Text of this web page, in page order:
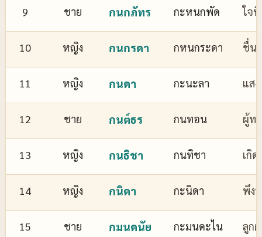
9 ชาย กนกภัทร กะหนกพัด ใจ
10 หญิง กนกรดา กหนกระดา ชื่น
11 หญิง กนดา กะนะลา แสง
12 ชาย กนต์ธร กนทอน ผู้ท
13 หญิง กนธิชา กนทิชา เกิด
14 หญิง กนิดา กะนิดา พึง
15 ชาย กมนดนัย กะมนดะไน ลูก